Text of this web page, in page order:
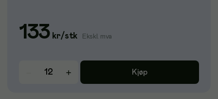
133 kr/stk Ekskl. mva
Kjøp